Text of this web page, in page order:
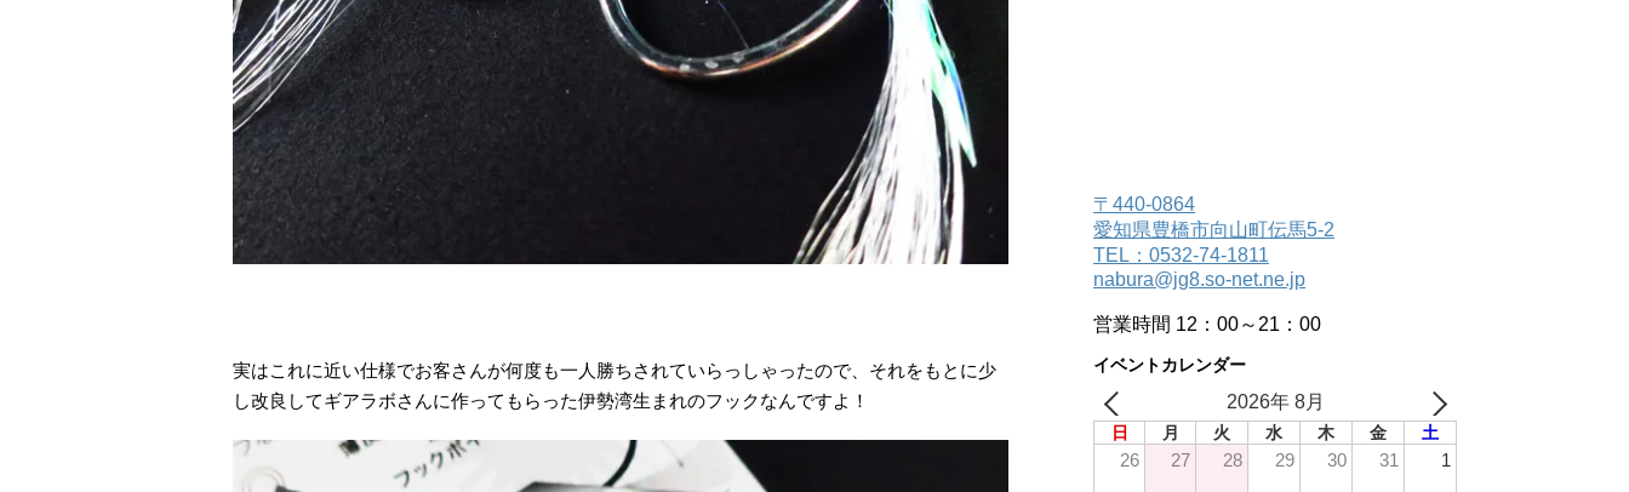
実はこれに近い仕様でお客さんが何度も一人勝ちされていらっしゃったので、それをもとに少
し改良してギアラボさんに作ってもらった伊勢湾生まれのフックなんですよ！
〒440-0864
愛知県豊橋市向山町伝馬5-2
TEL：0532-74-1811
nabura@jg8.so-net.ne.jp
営業時間 12：00～21：00
イベントカレンダー
2026年 8月
日 月 火 水 木 金 土
26 27 28 29 30 31 1